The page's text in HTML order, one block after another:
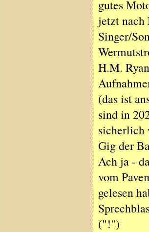
gutes
jetzt nach
Singer/
H.M.
(das ist
sind in
sicherlich
Gig der
Ach ja -
vom
gelesen
("!")